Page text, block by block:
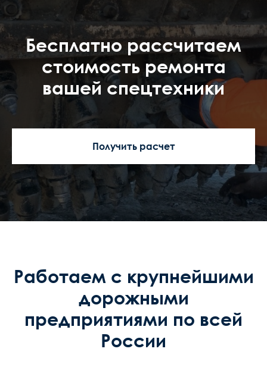
Бесплатно рассчитаем
стоимость ремонта
вашей спецтехники
Получить расчет
Работаем с крупнейшими
дорожными
предприятиями по всей
России